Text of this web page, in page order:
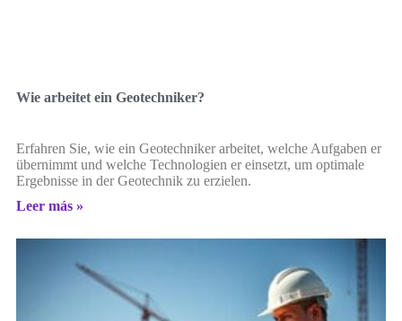
Wie arbeitet ein Geotechniker?
Erfahren Sie, wie ein Geotechniker arbeitet, welche Aufgaben er
übernimmt und welche Technologien er einsetzt, um optimale
Ergebnisse in der Geotechnik zu erzielen.
Leer más »